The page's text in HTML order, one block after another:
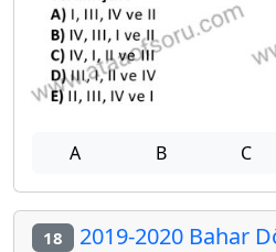
A B C
18 2019-2020 Bahar